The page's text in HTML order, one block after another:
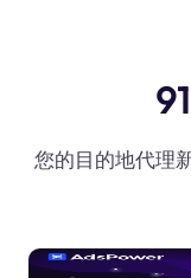
您的目的地代理